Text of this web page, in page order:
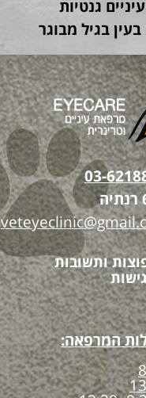
גנטיות
בעין בגיל מבוגר
03-
ותשובות
המרפאה: